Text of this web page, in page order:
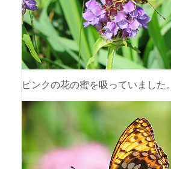
ピンクの花の蜜を吸っていました。